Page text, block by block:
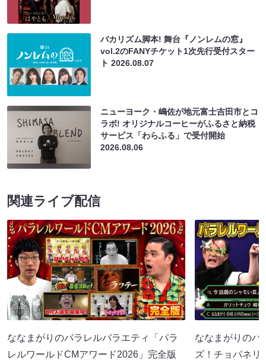
バカリズム脚本! 舞台『ノンレムの窓』
vol.2のFANYチケット1次先行受付スター
ト2026.08.07
ニューヨーク・嶋佐が地元富士吉田市とコ
ラボ! オリジナルコーヒーがふるさと納税
サービス「わらふる」で受付開始
2026.08.06
関連ライブ配信
ななまがりのパラレルバラエティ「パラ
レルワールドCMアワード2026」完全版
ななまがりのパ
ズ！チョパネ